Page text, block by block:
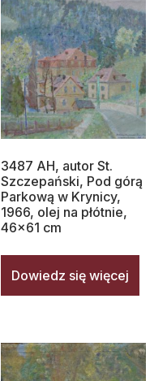
3487 AH, autor St.
Szczepański, Pod górą
Parkową w Krynicy,
1966, olej na płótnie,
46×61 cm
Dowiedz się więcej